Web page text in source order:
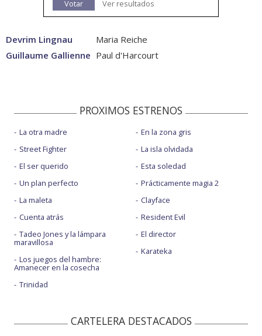
Votar
Ver resultados
Devrim Lingnau
Maria Reiche
Guillaume Gallienne Paul d'Harcourt
PROXIMOS ESTRENOS
La otra madre
Street Fighter
El ser querido
Un plan perfecto
La maleta
Cuenta atrás
Tadeo Jones y la lámpara
maravillosa
Los juegos del hambre:
Amanecer en la cosecha
Trinidad
En la zona gris
La isla olvidada
Esta soledad
Prácticamente magia 2
Clayface
Resident Evil
El director
Karateka
CARTELERA DESTACADOS